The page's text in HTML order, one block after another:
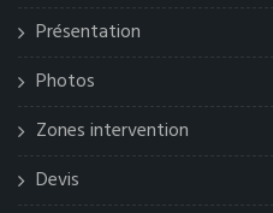
Présentation
Photos
Zones intervention
Devis